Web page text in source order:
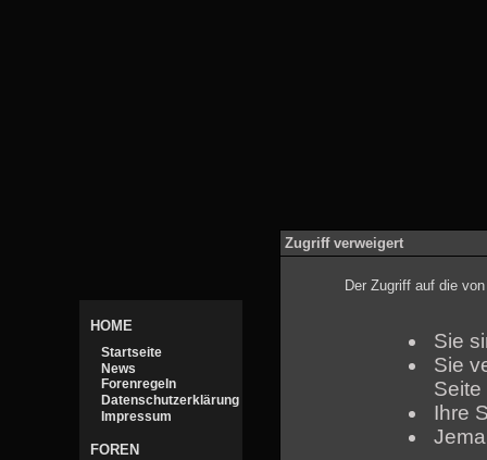
HOME
Startseite
News
Forenregeln
Datenschutzerklärung
Impressum
FOREN
Zugriff verweigert
Der Zugriff auf die
Sie
Sie
Seite
Ihre